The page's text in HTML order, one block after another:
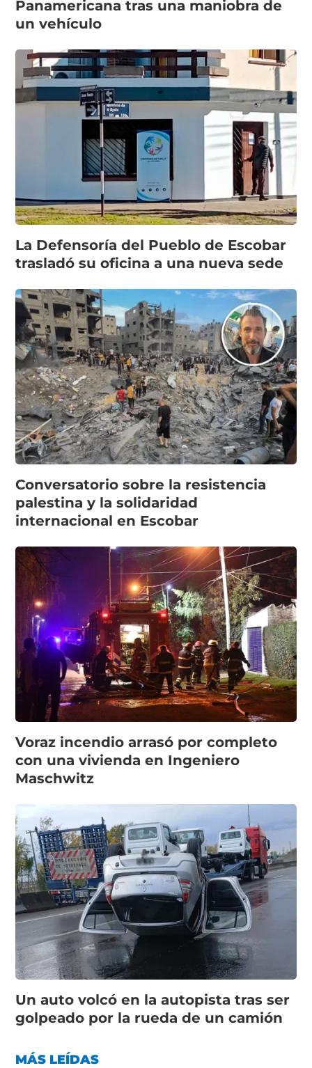
Panamericana tras una maniobra de
un vehículo
La Defensoría del Pueblo de Escobar
trasladó su oficina a una nueva sede
Conversatorio sobre la resistencia
palestina y la solidaridad
internacional en Escobar
Voraz incendio arrasó por completo
con una vivienda en Ingeniero
Maschwitz
Un auto volcó en la autopista tras ser
golpeado por la rueda de un camión
MÁS LEÍDAS